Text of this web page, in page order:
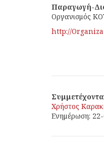
Παραγωγή-
Οργανισμός
http://
Χρήστος
Ενημέρωση: